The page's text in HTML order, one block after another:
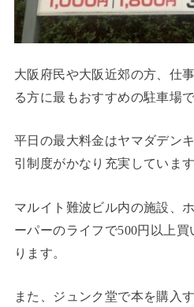
大阪府民や大阪近郊の方、仕
る方に最もおすすめの駐車場で
平日の最大料金はヤマダデン
引制度がかなり充実しています
マルイト難波ビル内の施設、
ーパーのライフで500円以上
ります。
また、ジュンク堂で本を購入